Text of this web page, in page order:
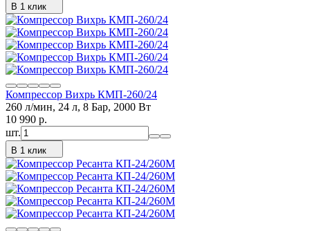
В 1 клик
Компрессор Вихрь КМП-260/24
260 л/мин, 24 л, 8 Бар, 2000 Вт
10 990 p.
шт.
В 1 клик